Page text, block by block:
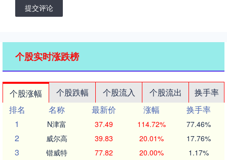
提交评论
个股实时涨跌榜
个股涨幅 个股跌幅 个股流入 个股流出
换手率
排名
名称 最新价 涨幅
换手率
1
N津富 37.49 114.72% 77.46%
2 威尔高 39.83 20.01% 17.76%
3 锴威特 77.82 20.00% 1.17%